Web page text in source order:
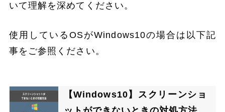
いて理解を深めてください。
使用しているOSがWindows10の場合は以下記
事をご参照ください。
【Windows10】スクリーンショ